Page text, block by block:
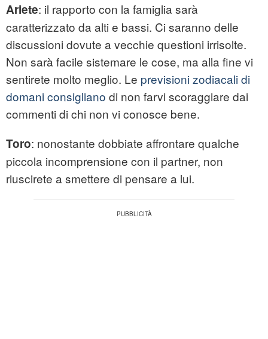
Ariete: il rapporto con la famiglia sarà
caratterizzato da alti e bassi. Ci saranno delle
discussioni dovute a vecchie questioni irrisolte.
Non sarà facile sistemare le cose, ma alla fine vi
sentirete molto meglio. Le previsioni zodiacali di
domani consigliano di non farvi scoraggiare dai
commenti di chi non vi conosce bene.
Toro: nonostante dobbiate affrontare qualche
piccola incomprensione con il partner, non
riuscirete a smettere di pensare a lui.